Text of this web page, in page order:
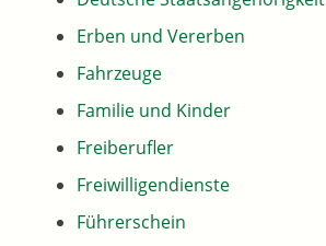
Erben und Vererben
Fahrzeuge
Familie und Kinder
Freiberufler
Freiwilligendienste
Führerschein